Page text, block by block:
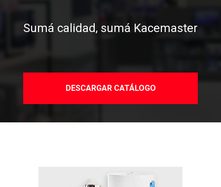
Sumá calidad, sumá Kacemaster
DESCARGAR CATÁLOGO